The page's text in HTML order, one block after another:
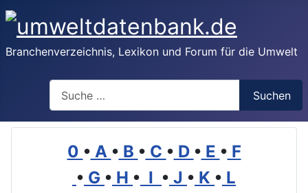
Branchenverzeichnis, Lexikon und Forum für die Umwelt
Suchen
0 • A • B • C • D • E • F
• G • H • I • J • K • L